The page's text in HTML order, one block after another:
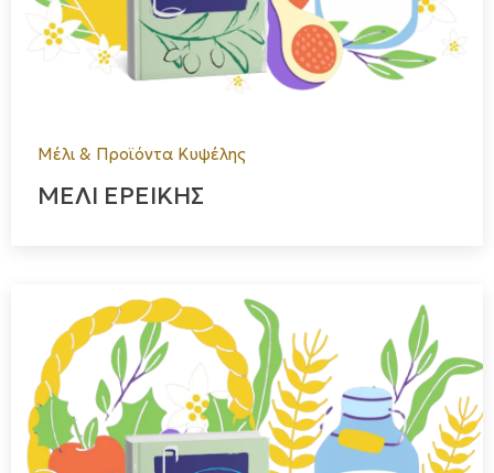
Μέλι & Προϊόντα Κυψέλης
ΜΕΛΙ ΕΡΕΙΚΗΣ